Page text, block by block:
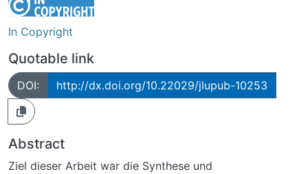
In Copyright
Quotable link
DOI: http://dx.doi.org/10.22029/jlupub-10253
Abstract
Ziel dieser Arbeit war die Synthese und